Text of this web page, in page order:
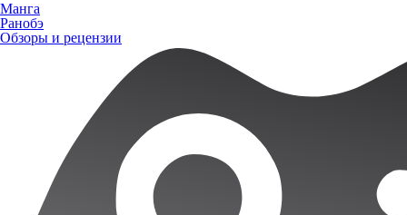
Манга
Ранобэ
Обзоры и рецензии